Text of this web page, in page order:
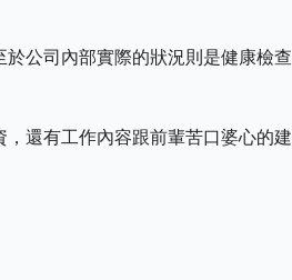
公司內部實際的狀況則是健康檢
還有工作內容跟前輩苦口婆心的